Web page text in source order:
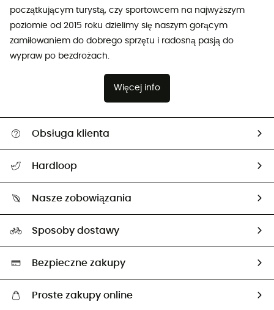
początkującym turystą, czy sportowcem na najwyższym
poziomie od 2015 roku dzielimy się naszym gorącym
zamiłowaniem do dobrego sprzętu i radosną pasją do
wypraw po bezdrożach.
Więcej info
Obsługa klienta
Śledzenie przesyłki
Zwrot artykułów i zwrot środków
Hardloop
Nasze zobowiązania
Neutralność węglowa
Wybrane produkty eko
Sposoby dostawy
Bezpieczne zakupy
Proste zakupy online